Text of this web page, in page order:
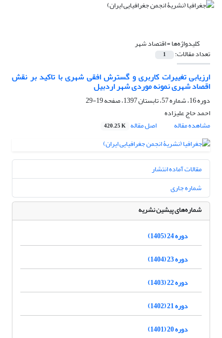
کلیدواژه‌ها =اقتصاد شهر
تعداد مقالات: 1
ارزیابی تغییرات کاربری و گسترش افقی شهری با تاکید بر نقش
اقصاد شهری نمونه موردی شهر اردبیل
دوره 16، شماره 57، تابستان 1397، صفحه
19-29
احمد حاج علیزاده
مشاهده مقاله
اصل مقاله 420.25 K
مقالات آماده انتشار
شماره جاری
شماره‌های پیشین نشریه
دوره 24 (1405)
دوره 23 (1404)
دوره 22 (1403)
دوره 21 (1402)
دوره 20 (1401)